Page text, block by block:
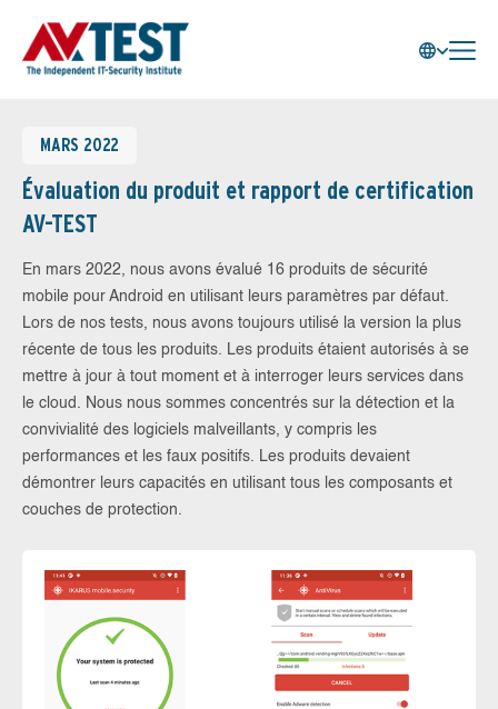
MARS 2022
Évaluation du produit et rapport de certification
AV-TEST
En mars 2022, nous avons évalué 16 produits de sécurité
mobile pour Android en utilisant leurs paramètres par défaut.
Lors de nos tests, nous avons toujours utilisé la version la plus
récente de tous les produits. Les produits étaient autorisés à se
mettre à jour à tout moment et à interroger leurs services dans
le cloud. Nous nous sommes concentrés sur la détection et la
convivialité des logiciels malveillants, y compris les
performances et les faux positifs. Les produits devaient
démontrer leurs capacités en utilisant tous les composants et
couches de protection.